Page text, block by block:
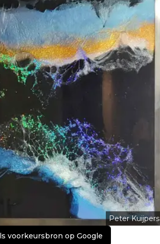
Peter Kuijpers
voorkeursbron op Google